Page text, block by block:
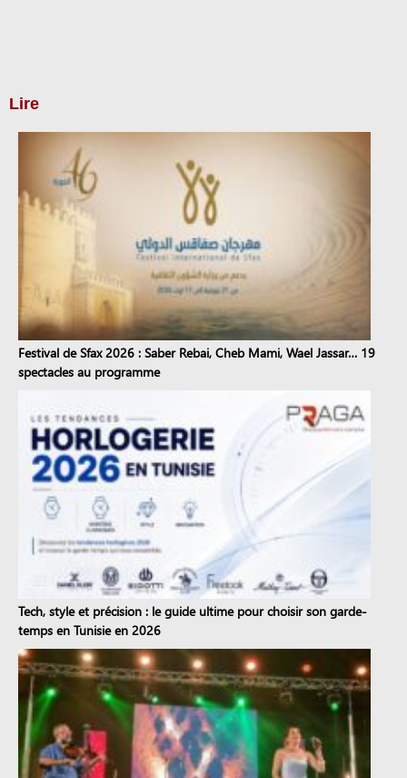
Lire
Festival de Sfax 2026 : Saber Rebai, Cheb Mami, Wael Jassar… 19
spectacles au programme
Tech, style et précision : le guide ultime pour choisir son garde-
temps en Tunisie en 2026